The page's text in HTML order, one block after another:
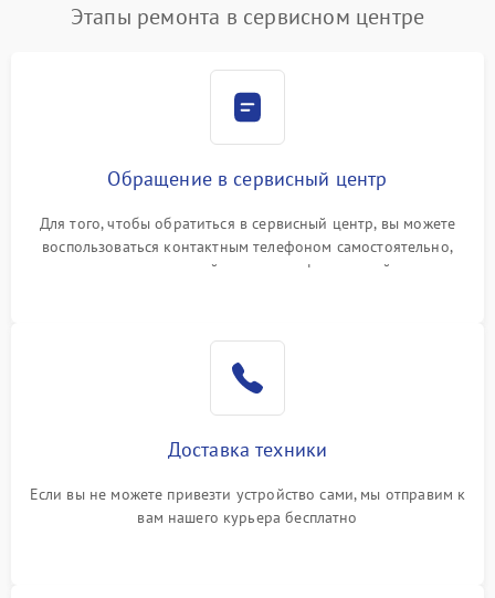
Этапы ремонта в сервисном центре
Обращение в сервисный центр
Для того, чтобы обратиться в сервисный центр, вы можете
воспользоваться контактным телефоном самостоятельно,
или оставить свой номер телефона на сайте
Доставка техники
Если вы не можете привезти устройство сами, мы отправим к
вам нашего курьера бесплатно